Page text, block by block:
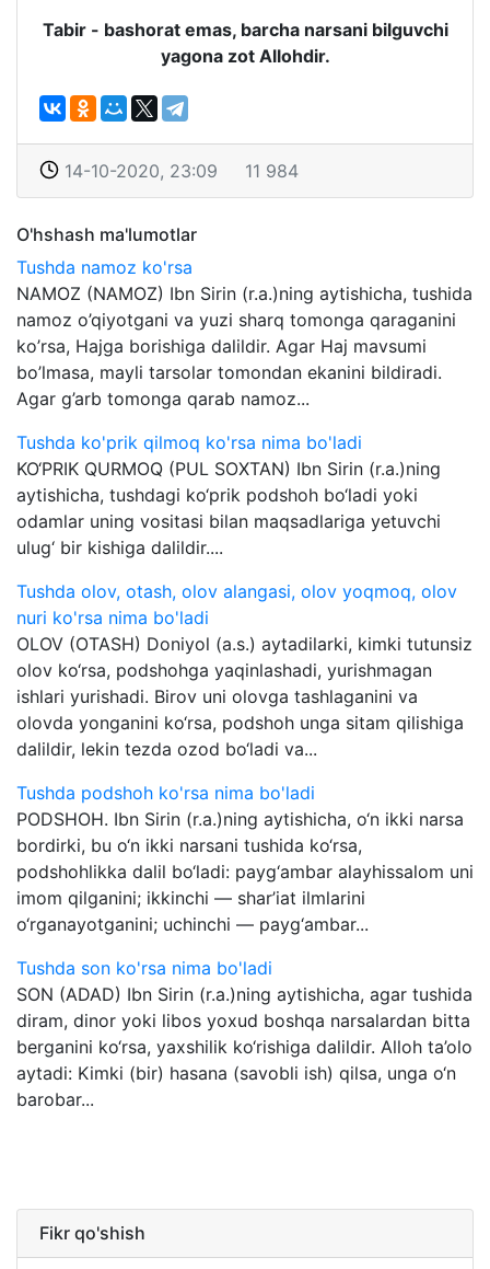
Tabir - bashorat emas, barcha narsani bilguvchi
yagona zot Allohdir.
14-10-2020, 23:09 11 984
O'hshash ma'lumotlar
Tushda namoz ko'rsa
NAMOZ (NAMOZ) Ibn Sirin (r.a.)ning aytishicha, tushida
namoz o’qiyotgani va yuzi sharq tomonga qaraganini
ko’rsa, Hajga borishiga dalildir. Agar Haj mavsumi
bo’lmasa, mayli tarsolar tomondan ekanini bildiradi.
Agar g’arb tomonga qarab namoz...
Tushda ko'prik qilmoq ko'rsa nima bo'ladi
KO‘PRIK QURMOQ (PUL SOXTAN) Ibn Sirin (r.a.)ning
aytishicha, tushdagi ko‘prik podshoh bo‘ladi yoki
odamlar uning vositasi bilan maqsadlariga yetuvchi
ulug‘ bir kishiga dalildir....
Tushda olov, otash, olov alangasi, olov yoqmoq, olov
nuri ko'rsa nima bo'ladi
OLOV (OTASH) Doniyol (a.s.) aytadilarki, kimki tutunsiz
olov ko‘rsa, podshohga yaqinlashadi, yurishmagan
ishlari yurishadi. Birov uni olovga tashlaganini va
olovda yonganini ko‘rsa, podshoh unga sitam qilishiga
dalildir, lekin tezda ozod bo‘ladi va...
Tushda podshoh ko'rsa nima bo'ladi
PODSHOH. Ibn Sirin (r.a.)ning aytishicha, o‘n ikki narsa
bordirki, bu o‘n ikki narsani tushida ko‘rsa,
podshohlikka dalil bo‘ladi: payg‘ambar alayhissalom uni
imom qilganini; ikkinchi — shar’iat ilmlarini
o‘rganayotganini; uchinchi — payg‘ambar...
Tushda son ko'rsa nima bo'ladi
SON (ADAD) Ibn Sirin (r.a.)ning aytishicha, agar tushida
diram, dinor yoki libos yoxud boshqa narsalardan bitta
berganini ko‘rsa, yaxshilik ko‘rishiga dalildir. Alloh ta’olo
aytadi: Kimki (bir) hasana (savobli ish) qilsa, unga o‘n
barobar...
Fikr qo'shish